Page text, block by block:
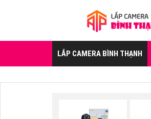
LẮP CAMERA BÌNH THẠNH